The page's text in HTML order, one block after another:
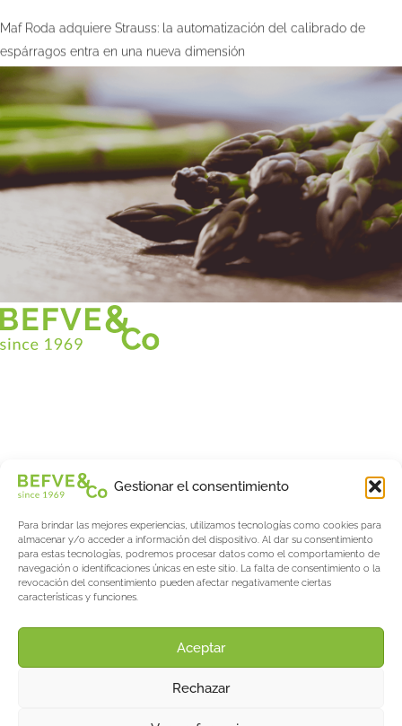
Gestionar el consentimiento
Para brindar las mejores experiencias, utilizamos tecnologías como cookies para
almacenar y/o acceder a información del dispositivo. Al dar su consentimiento
para estas tecnologías, podremos procesar datos como el comportamiento de
navegación o identificaciones únicas en este sitio. La falta de consentimiento o la
revocación del consentimiento pueden afectar negativamente ciertas
características y funciones.
Aceptar
Rechazar
Maf Roda adquiere Strauss: la automatización del calibrado de
espárragos entra en una nueva dimensión
Befve & Co
Servicios
Fogonadura
Actualités & Evènements
El blog de espárragos y bayas